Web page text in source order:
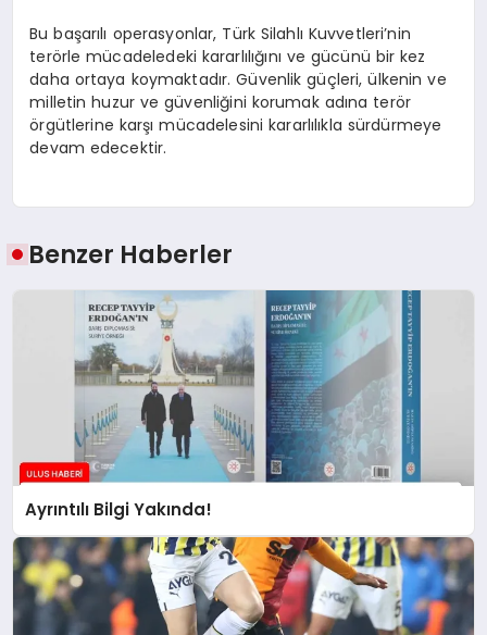
Bu başarılı operasyonlar, Türk Silahlı Kuvvetleri’nin
terörle mücadeledeki kararlılığını ve gücünü bir kez
daha ortaya koymaktadır. Güvenlik güçleri, ülkenin ve
milletin huzur ve güvenliğini korumak adına terör
örgütlerine karşı mücadelesini kararlılıkla sürdürmeye
devam edecektir.
Benzer Haberler
Ayrıntılı Bilgi Yakında!